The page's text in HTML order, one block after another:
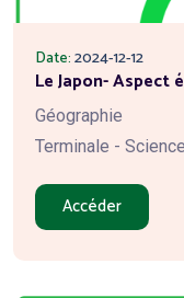
Date:2024-12-12
Le Japon- Aspect
Géographie
Terminale -
Accéder